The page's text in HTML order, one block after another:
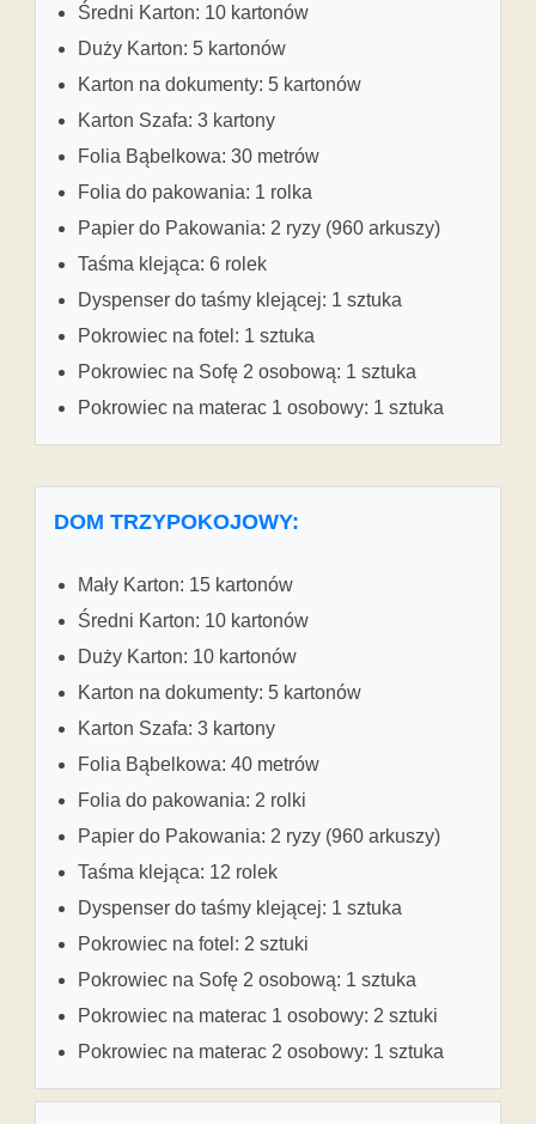
Średni Karton: 10 kartonów
Duży Karton: 5 kartonów
Karton na dokumenty: 5 kartonów
Karton Szafa: 3 kartony
Folia Bąbelkowa: 30 metrów
Folia do pakowania: 1 rolka
Papier do Pakowania: 2 ryzy (960 arkuszy)
Taśma klejąca: 6 rolek
Dyspenser do taśmy klejącej: 1 sztuka
Pokrowiec na fotel: 1 sztuka
Pokrowiec na Sofę 2 osobową: 1 sztuka
Pokrowiec na materac 1 osobowy: 1 sztuka
DOM TRZYPOKOJOWY:
Mały Karton: 15 kartonów
Średni Karton: 10 kartonów
Duży Karton: 10 kartonów
Karton na dokumenty: 5 kartonów
Karton Szafa: 3 kartony
Folia Bąbelkowa: 40 metrów
Folia do pakowania: 2 rolki
Papier do Pakowania: 2 ryzy (960 arkuszy)
Taśma klejąca: 12 rolek
Dyspenser do taśmy klejącej: 1 sztuka
Pokrowiec na fotel: 2 sztuki
Pokrowiec na Sofę 2 osobową: 1 sztuka
Pokrowiec na materac 1 osobowy: 2 sztuki
Pokrowiec na materac 2 osobowy: 1 sztuka